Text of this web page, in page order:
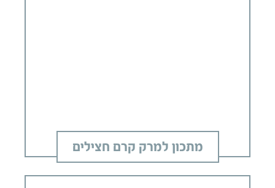
מתכון למרק קרם חצילים